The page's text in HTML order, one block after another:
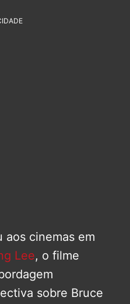
aos cinemas em
Lee, o filme
sobre Bruce